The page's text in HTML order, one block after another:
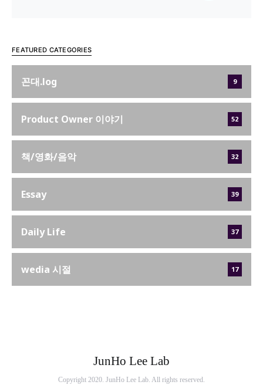
FEATURED CATEGORIES
꼰대.log 9
Product Owner 이야기 52
책/영화/음악 32
Essay 39
Daily Life 37
wedia 시절 17
JunHo Lee Lab
Copyright 2020. JunHo Lee Lab. All rights reserved.